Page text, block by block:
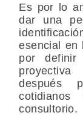
Es por lo
dar una
esencial en
por definir
después
consultorio.